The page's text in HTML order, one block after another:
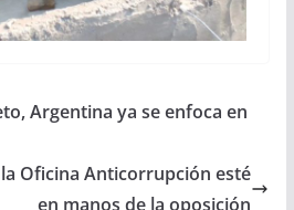
Argentina ya se enfoca en
Oficina Anticorrupción esté
en manos de la oposición